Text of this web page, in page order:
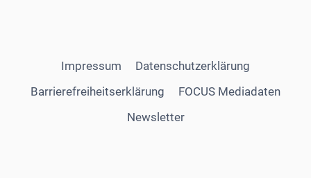
Impressum
Datenschutzerklärung
Barrierefreiheitserklärung
FOCUS Mediadaten
Newsletter